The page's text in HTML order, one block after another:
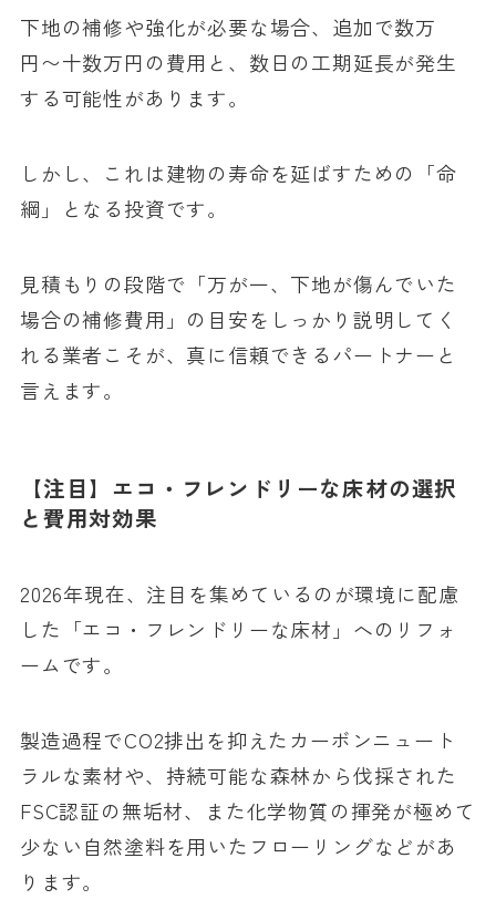
下地の補修や強化が必要な場合、追加で数万
円〜十数万円の費用と、数日の工期延長が発生
する可能性があります。
しかし、これは建物の寿命を延ばすための「命
綱」となる投資です。
見積もりの段階で「万が一、下地が傷んでいた
場合の補修費用」の目安をしっかり説明してく
れる業者こそが、真に信頼できるパートナーと
言えます。
【注目】エコ・フレンドリーな床材の選択
と費用対効果
2026年現在、注目を集めているのが環境に配慮
した「エコ・フレンドリーな床材」へのリフォ
ームです。
製造過程でCO2排出を抑えたカーボンニュート
ラルな素材や、持続可能な森林から伐採された
FSC認証の無垢材、また化学物質の揮発が極めて
少ない自然塗料を用いたフローリングなどがあ
ります。